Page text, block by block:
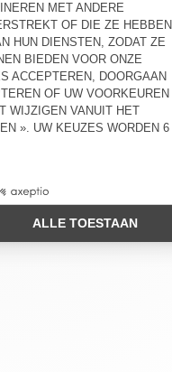
ONZE WINKELS